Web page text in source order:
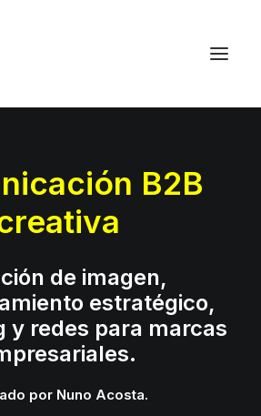
B2B
de imagen,
estratégico,
y redes para marcas
por Nuno Acosta.